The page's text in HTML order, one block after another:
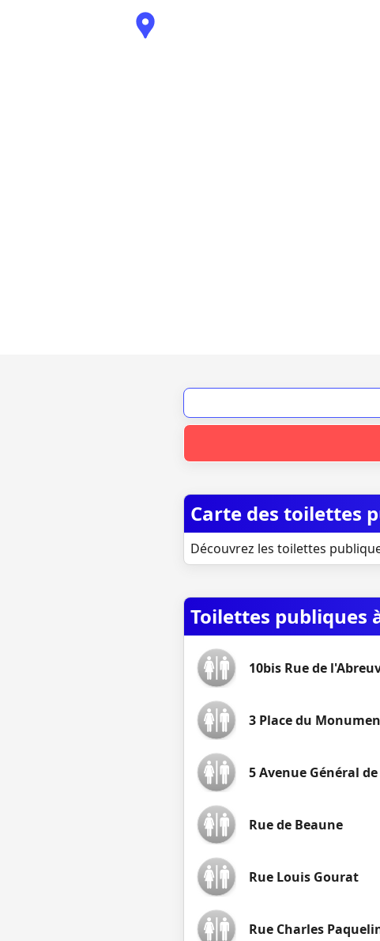
Carte des toilettes
Découvrez les toilettes
Toilettes publiques
10bis Rue de
3 Place du
5 Avenue Général
Rue de Beaune
Rue Louis Gourat
Rue Charles